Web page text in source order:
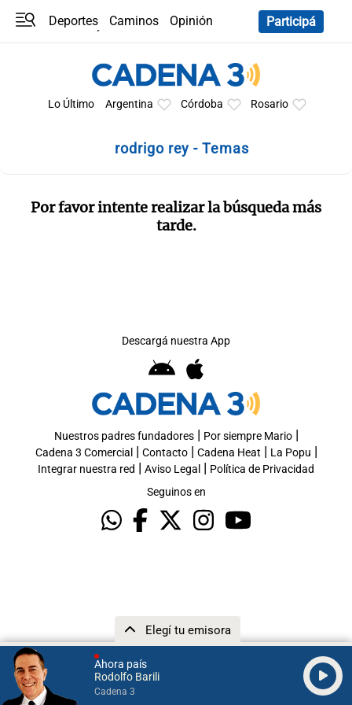
Ahora país
Rodolfo Barili
Cadena 3
Elegí tu emisora
Deportes Caminos
Opinión
Participá
Lo Último Argentina Córdoba Rosario
rodrigo rey - Temas
Por favor intente realizar la búsqueda más
tarde.
Descargá nuestra App
Nuestros padres fundadores| Por siempre Mario|
Cadena 3 Comercial | Contacto| Cadena Heat | La Popu |
Integrar nuestra red | Aviso Legal | Política de Privacidad
Seguinos en